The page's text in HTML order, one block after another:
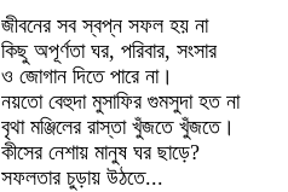
জীবনের সব স্বপ্ন সফল হয় না
কিছু অপূর্ণতা ঘর, পরিবার, সংসার
ও জোগান দিতে পারে না।
নয়তো বেহুদা মুসাফির গুমসুদা হত না
বৃথা মঞ্জিলের রাস্তা খুঁজতে খুঁজতে।
কীসের নেশায় মানুষ ঘর ছাড়ে?
সফলতার চুড়ায় উঠতে...